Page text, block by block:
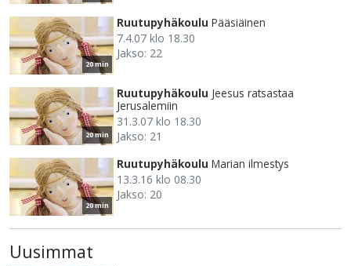
20 min
Ruutupyhäkoulu Pääsiäinen
7.4.07 klo 18.30
Jakso: 22
20 min
Ruutupyhäkoulu Jeesus ratsastaa
Jerusalemiin
31.3.07 klo 18.30
Jakso: 21
20 min
Ruutupyhäkoulu Marian ilmestys
13.3.16 klo 08.30
Jakso: 20
Uusimmat